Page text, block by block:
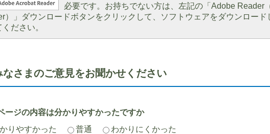
必要です。お持ちでない方は、左記の「Adobe Reader
）」ダウンロードボタンをクリックして、ソフトウェアをダウンロード
ださい。
なさまのご意見をお聞かせください
ージの内容は分かりやすかったですか
りやすかった
普通 わかりにくかった